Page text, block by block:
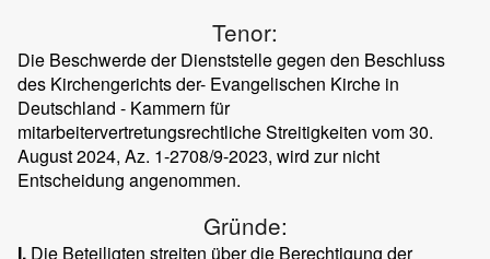
Tenor:
Die Beschwerde der Dienststelle gegen den Beschluss
des Kirchengerichts der- Evangelischen Kirche in
Deutschland - Kammern für
mitarbeitervertretungsrechtliche Streitigkeiten vom 30.
August 2024, Az. 1-2708/9-2023, wird zur nicht
Entscheidung angenommen.
Gründe:
I. Die Beteiligten streiten über die Berechtigung der